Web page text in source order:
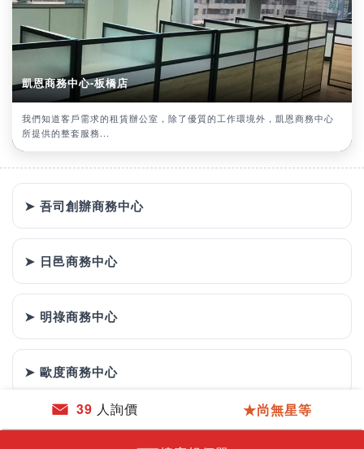
凱恩商務中心-板橋店
我們知道客戶需求的租賃辦公室，除了優質的工作環境外，凱恩商務中心
所提供的整套服務...
➤ 吾司創辦商務中心
➤ 日邑商務中心
➤ 明祿商務中心
➤ 歐度商務中心
39 人詢價 ★尚無星等